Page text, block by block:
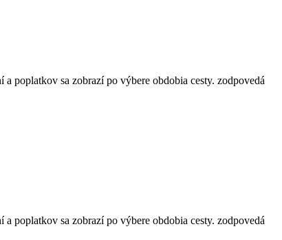
poplatkov sa zobrazí po výbere obdobia cesty. zodpovedá
poplatkov sa zobrazí po výbere obdobia cesty. zodpovedá